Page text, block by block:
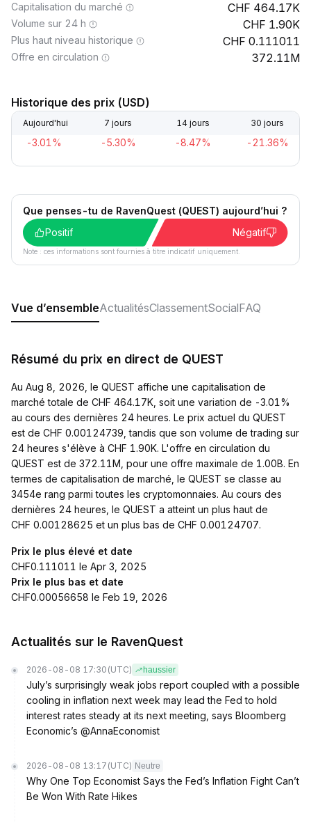
Capitalisation du marché 464.17K
Volume sur 24 h 1.90K
Plus haut niveau historique 0.111011
Offre en circulation 372.11M
Historique des prix (USD)
Aujourd'hui 7 jours 14 jours 30 jours
-3.01% -5.30% -8.47% -21.36%
Que penses-tu de RavenQuest (QUEST) aujourd’hui ?
Positif
Négatif
Note : ces informations sont fournies à titre indicatif uniquement.
Vue d’ensembleActualitésClassementSocialFAQ
Résumé du prix en direct de QUEST
Au Aug 8, 2026, le QUEST affiche une capitalisation de
marché totale de CHF 464.17K, soit une variation de -3.01%
au cours des dernières 24 heures. Le prix actuel du QUEST
est de CHF 0.00124739, tandis que son volume de trading sur
24 heures s'élève à CHF 1.90K. L'offre en circulation du
QUEST est de 372.11M, pour une offre maximale de 1.00B. En
termes de capitalisation de marché, le QUEST se classe au
3454e rang parmi toutes les cryptomonnaies. Au cours des
dernières 24 heures, le QUEST a atteint un plus haut de
CHF 0.00128625 et un plus bas de CHF 0.00124707.
Prix le plus élevé et date
CHF0.111011 le Apr 3, 2025
Prix le plus bas et date
CHF0.00056658 le Feb 19, 2026
Actualités sur le RavenQuest
2026-08-08 17:30 (UTC) haussier
July’s surprisingly weak jobs report coupled with a possible
cooling in inflation next week may lead the Fed to hold
interest rates steady at its next meeting, says Bloomberg
Economic’s @AnnaEconomist
2026-08-08 13:17 (UTC) Neutre
Why One Top Economist Says the Fed’s Inflation Fight Can’t
Be Won With Rate Hikes